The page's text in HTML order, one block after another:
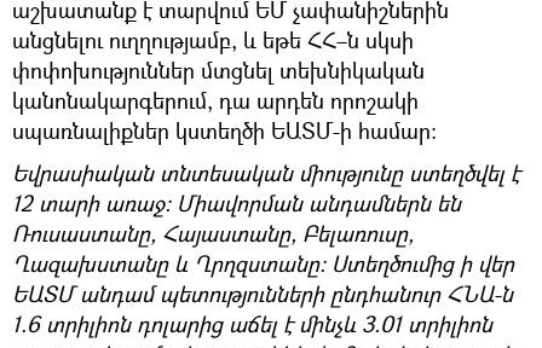
աշխատանք է տարվում ԵՄ չափանիշներին
անցնելու ուղղությամբ, և եթե ՀՀ–ն սկսի
փոփոխություններ մտցնել տեխնիկական
կանոնակարգերում, դա արդեն որոշակի
սպառնալիքներ կստեղծի ԵԱՏՄ-ի համար:
Եվրասիական տնտեսական միությունը ստեղծվել է
12 տարի առաջ։ Միավորման անդամներն են
Ռուսաստանը, Հայաստանը, Բելառուսը,
Ղազախստանը և Ղրղզստանը։ Ստեղծումից ի վեր
ԵԱՏՄ անդամ պետությունների ընդհանուր ՀՆԱ-ն
1.6 տրիլիոն դոլարից աճել է մինչև 3.01 տրիլիոն